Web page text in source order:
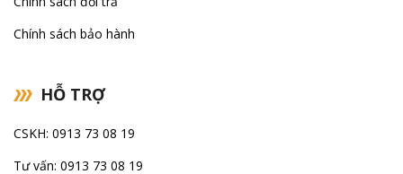
Chính sách bảo hành
HỖ TRỢ
CSKH: 0913 73 08 19
Tư vấn: 0913 73 08 19